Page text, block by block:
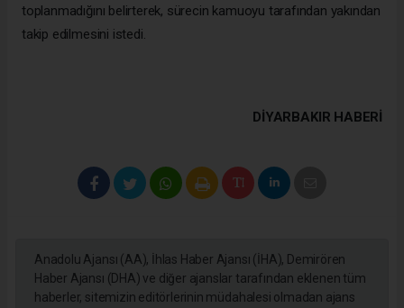
toplanmadığını belirterek, sürecin kamuoyu tarafından yakından
takip edilmesini istedi.
DIYARBAKIR HABERİ
Anadolu Ajansı (AA), İhlas Haber Ajansı (İHA), Demirören
Haber Ajansı (DHA) ve diğer ajanslar tarafından eklenen tüm
haberler, sitemizin editörlerinin müdahalesi olmadan ajans